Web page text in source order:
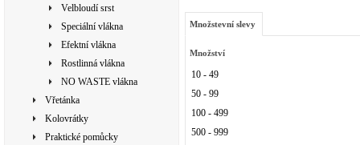
Velbloudí srst
Speciální vlákna
Efektní vlákna
Rostlinná vlákna
NO WASTE vlákna
Vřetánka
Kolovrátky
Praktické pomůcky
Množstevní slevy
Množství
10 - 49
50 - 99
100 - 499
500 - 999